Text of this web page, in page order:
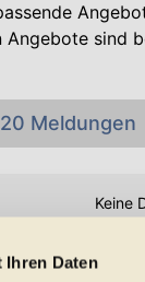
Ihren Daten
sind
Meldungen
Keine
in den